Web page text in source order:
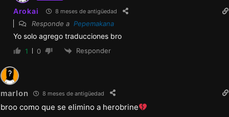
Arokai 8 meses de antigüedad
Responde a Pepemakana
Yo solo agrego traducciones bro
1 0 Responder
marlon 8 meses de antigüedad
broo como que se elimino a herobrine